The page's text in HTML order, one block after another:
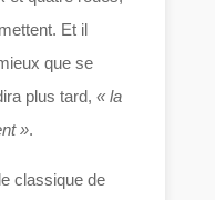
Et il
que se
plus tard,« la
».
classique de